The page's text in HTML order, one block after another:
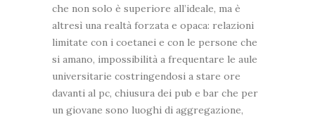
che non solo è superiore all’ideale, ma è
altresì una realtà forzata e opaca: relazioni
limitate con i coetanei e con le persone che
si amano, impossibilità a frequentare le aule
universitarie costringendosi a stare ore
davanti al pc, chiusura dei pub e bar che per
un giovane sono luoghi di aggregazione,